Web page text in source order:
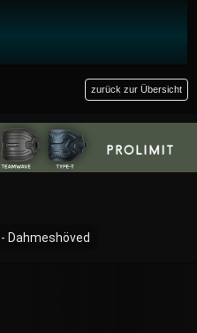
zurück zur Übersicht
Dahmeshöved